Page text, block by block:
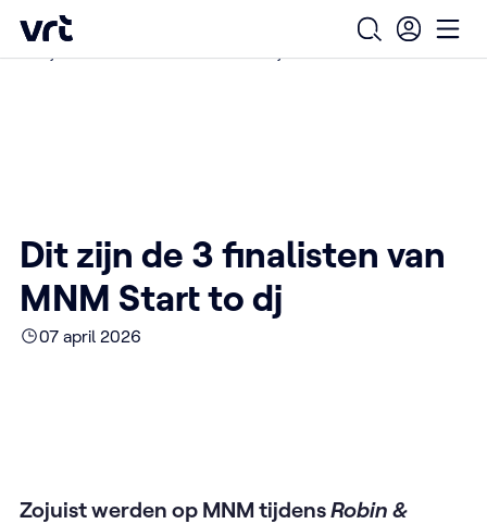
Ga naar de hoofdinhoud
VRT (home)
Open
Home /
Dit zijn de 3 finalisten van
MNM Start to dj
07 april 2026
Zojuist werden op MNM tijdensRobin &